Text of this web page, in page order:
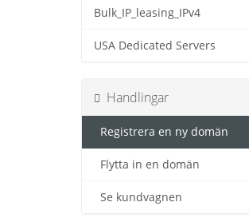
Bulk_IP_leasing_IPv4
USA Dedicated Servers
Handlingar
Registrera en ny domän
Flytta in en domän
Se kundvagnen